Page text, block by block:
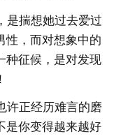
是揣想她过去爱过
性，而对想象中的
种征候，是对发现
许正经历难言的磨
是你变得越来越好